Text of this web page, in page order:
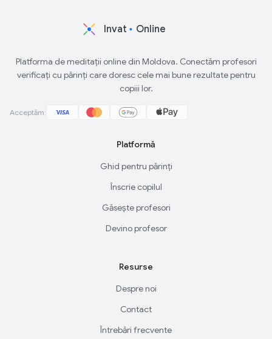
Invat Online
Platforma de meditații online din Moldova. Conectăm profesori
verificați cu părinți care doresc cele mai bune rezultate pentru
copiii lor.
Acceptăm:
Platformă
Ghid pentru părinți
Înscrie copilul
Găsește profesori
Devino profesor
Resurse
Despre noi
Contact
Întrebări frecvente